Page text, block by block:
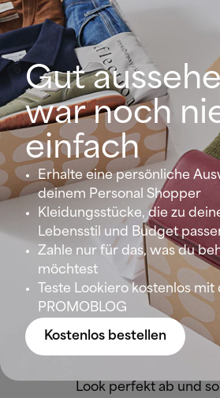
Oberteil, um den Look
Schauen wir uns einige Styling-
langen schwarzen Rock an und
perfekt kombinieren kann:
Lässiges Outfit mit langem
Lässiger Tageslook mit
schwarzen Jeansrock :
gesagt, dass ein Rock
vielseitig sein kann?
passt zu fast allem!
entspannten
kombiniere ihn mit
schlichten weißen T-
weißen Sneakers. Eine
Look perfekt ab und
Gut
war noch
einfach
Erhalte eine persönliche
deinem Personal Shopper
Kleidungsstücke, die zu
Lebensstil und Budget
Zahle nur für das, was du
möchtest
Teste Lookiero kostenlos
PROMOBLOG
Kostenlos bestellen